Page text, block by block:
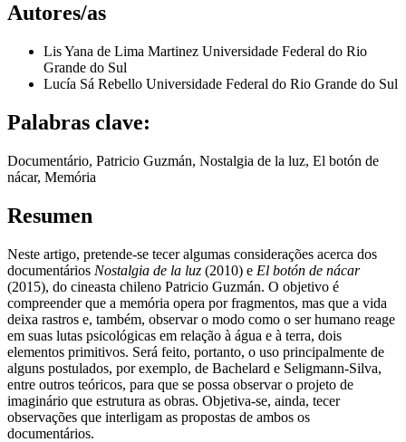
Autores/as
Lis Yana de Lima Martinez Universidade Federal do Rio
Grande do Sul
Lucía Sá Rebello Universidade Federal do Rio Grande do Sul
Palabras clave:
Documentário, Patricio Guzmán, Nostalgia de la luz, El botón de
nácar, Memória
Resumen
Neste artigo, pretende-se tecer algumas considerações acerca dos
documentários Nostalgia de la luz (2010) e El botón de nácar
(2015), do cineasta chileno Patricio Guzmán. O objetivo é
compreender que a memória opera por fragmentos, mas que a vida
deixa rastros e, também, observar o modo como o ser humano reage
em suas lutas psicológicas em relação à água e à terra, dois
elementos primitivos. Será feito, portanto, o uso principalmente de
alguns postulados, por exemplo, de Bachelard e Seligmann-Silva,
entre outros teóricos, para que se possa observar o projeto de
imaginário que estrutura as obras. Objetiva-se, ainda, tecer
observações que interligam as propostas de ambos os
documentários.